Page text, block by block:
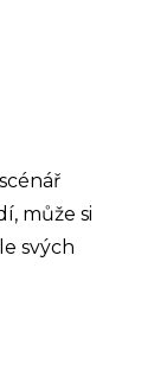
může si
svých